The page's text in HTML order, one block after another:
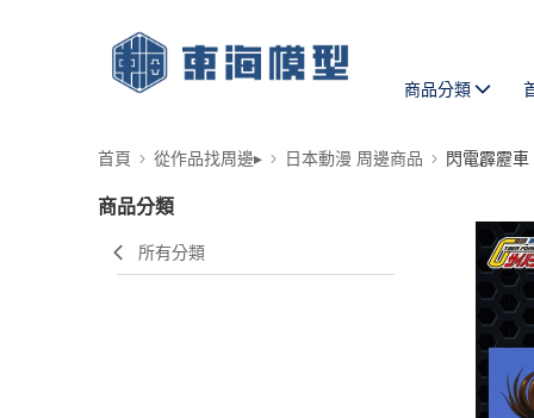
商品分類
首頁 從作品找周邊▸ 日本動漫 周邊商品 閃電霹靂車
商品分類
所有分類